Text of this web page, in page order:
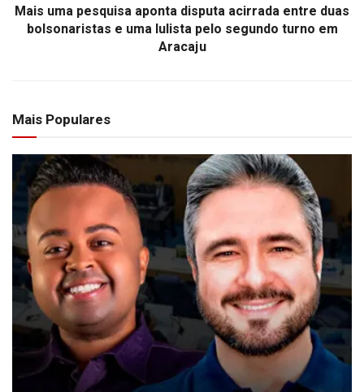
Mais uma pesquisa aponta disputa acirrada entre duas
bolsonaristas e uma lulista pelo segundo turno em
Aracaju
Mais Populares